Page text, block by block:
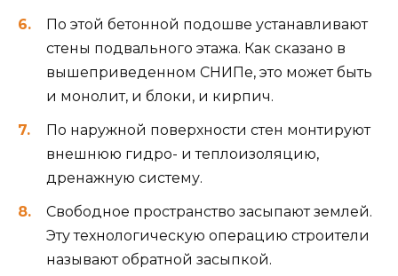
По этой бетонной подошве устанавливают
стены подвального этажа. Как сказано в
вышеприведенном СНИПе, это может быть
и монолит, и блоки, и кирпич.
По наружной поверхности стен монтируют
внешнюю гидро- и теплоизоляцию,
дренажную систему.
Свободное пространство засыпают землей.
Эту технологическую операцию строители
называют обратной засыпкой.